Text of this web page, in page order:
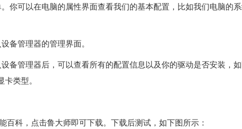
你可以在电脑的属性界面查看我们的基本配置，比如我们电脑的
备管理器的管理界面。
备管理器后，可以查看所有的配置信息以及你的驱动是否安装，
类型。
科，点击鲁大师即可下载。下载后测试，如下图所示：